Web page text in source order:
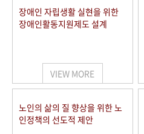
장애인 자립생활 실현을 위한
장애인활동지원제도 설계
VIEW MORE
노인의 삶의 질 향상을 위한 노
인정책의 선도적 제안